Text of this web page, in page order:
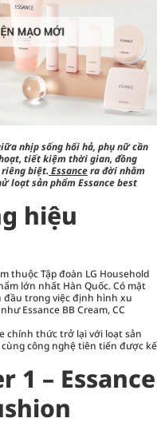
nhịp sống hối hả, phụ nữ cần
tiết kiệm thời gian, đồng
biệt. Essancera đời nhằm
loạt sản phẩm Essance best
hiệu
thuộc Tập đoàn LG Household
lớn nhất Hàn Quốc. Có mặt
đầu trong việc định hình xu
Essance BB Cream, CC
chính thức trở lại với loạt sản
công nghệ tiên tiến được kế
1 – Essance